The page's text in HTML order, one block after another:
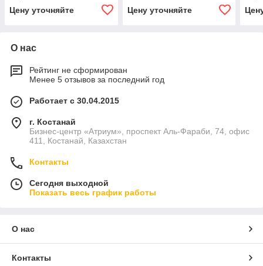
Цену уточняйте
Цену уточняйте
О нас
Рейтинг не сформирован
Менее 5 отзывов за последний год
Работает с 30.04.2015
г. Костанай
Бизнес-центр «Атриум», проспект Аль-Фараби, 74, офис
411, Костанай, Казахстан
Контакты
Сегодня выходной
Показать весь график работы
О нас
Контакты